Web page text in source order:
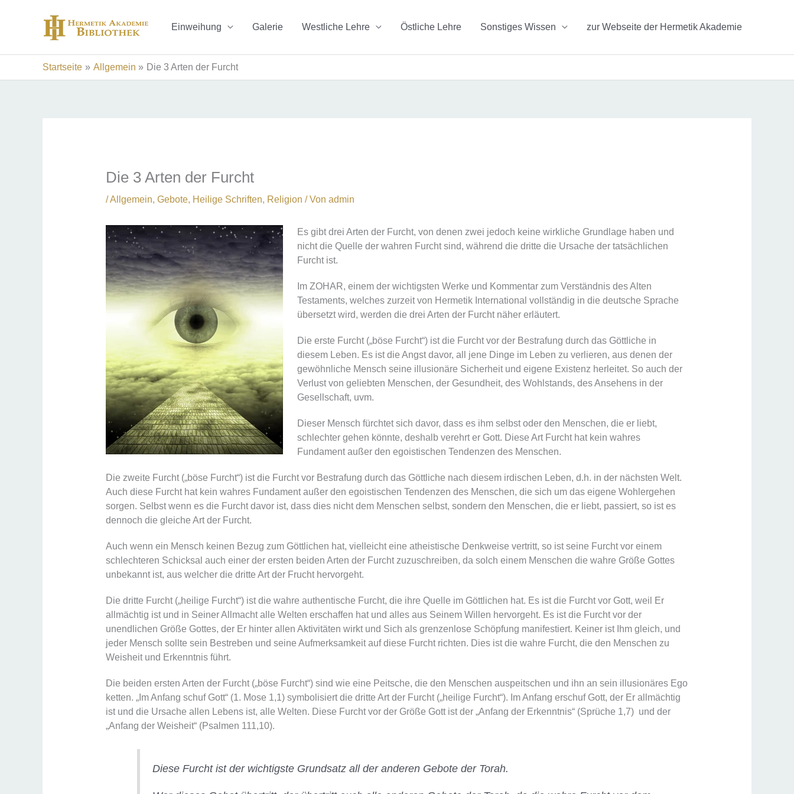
Einweihung Galerie Westliche Lehre Östliche Lehre Sonstiges Wissen zur Webseite der Hermetik Akademie
Startseite Allgemein Die 3 Arten der Furcht
Die 3 Arten der Furcht
/Allgemein, Gebote, Heilige Schriften, Religion / Von admin
Es gibt drei Arten der Furcht, von denen zwei jedoch keine wirkliche Grundlage haben und
nicht die Quelle der wahren Furcht sind, während die dritte die Ursache der tatsächlichen
Furcht ist.
Im ZOHAR, einem der wichtigsten Werke und Kommentar zum Verständnis des Alten
Testaments, welches zurzeit von Hermetik International vollständig in die deutsche Sprache
übersetzt wird, werden die drei Arten der Furcht näher erläutert.
Die erste Furcht („böse Furcht“) ist die Furcht vor der Bestrafung durch das Göttliche in
diesem Leben. Es ist die Angst davor, all jene Dinge im Leben zu verlieren, aus denen der
gewöhnliche Mensch seine illusionäre Sicherheit und eigene Existenz herleitet. So auch der
Verlust von geliebten Menschen, der Gesundheit, des Wohlstands, des Ansehens in der
Gesellschaft, uvm.
Dieser Mensch fürchtet sich davor, dass es ihm selbst oder den Menschen, die er liebt,
schlechter gehen könnte, deshalb verehrt er Gott. Diese Art Furcht hat kein wahres
Fundament außer den egoistischen Tendenzen des Menschen.
Die zweite Furcht („böse Furcht“) ist die Furcht vor Bestrafung durch das Göttliche nach diesem irdischen Leben, d.h. in der nächsten Welt.
Auch diese Furcht hat kein wahres Fundament außer den egoistischen Tendenzen des Menschen, die sich um das eigene Wohlergehen
sorgen. Selbst wenn es die Furcht davor ist, dass dies nicht dem Menschen selbst, sondern den Menschen, die er liebt, passiert, so ist es
dennoch die gleiche Art der Furcht.
Auch wenn ein Mensch keinen Bezug zum Göttlichen hat, vielleicht eine atheistische Denkweise vertritt, so ist seine Furcht vor einem
schlechteren Schicksal auch einer der ersten beiden Arten der Furcht zuzuschreiben, da solch einem Menschen die wahre Größe Gottes
unbekannt ist, aus welcher die dritte Art der Frucht hervorgeht.
Die dritte Furcht („heilige Furcht“) ist die wahre authentische Furcht, die ihre Quelle im Göttlichen hat. Es ist die Furcht vor Gott, weil Er
allmächtig ist und in Seiner Allmacht alle Welten erschaffen hat und alles aus Seinem Willen hervorgeht. Es ist die Furcht vor der
unendlichen Größe Gottes, der Er hinter allen Aktivitäten wirkt und Sich als grenzenlose Schöpfung manifestiert. Keiner ist Ihm gleich, und
jeder Mensch sollte sein Bestreben und seine Aufmerksamkeit auf diese Furcht richten. Dies ist die wahre Furcht, die den Menschen zu
Weisheit und Erkenntnis führt.
Die beiden ersten Arten der Furcht („böse Furcht“) sind wie eine Peitsche, die den Menschen auspeitschen und ihn an sein illusionäres Ego
ketten. „Im Anfang schuf Gott“ (1. Mose 1,1) symbolisiert die dritte Art der Furcht („heilige Furcht“). Im Anfang erschuf Gott, der Er allmächtig
ist und die Ursache allen Lebens ist, alle Welten. Diese Furcht vor der Größe Gott ist der „Anfang der Erkenntnis“ (Sprüche 1,7) und der
„Anfang der Weisheit“ (Psalmen 111,10).
Diese Furcht ist der wichtigste Grundsatz all der anderen Gebote der Torah.